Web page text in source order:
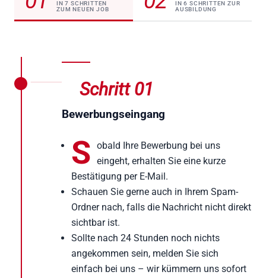
IN 7 SCHRITTEN
ZUM NEUEN JOB
IN 6 SCHRITTEN ZUR
AUSBILDUNG
Schritt 01
Bewerbungseingang
S obald Ihre Bewerbung bei uns
eingeht, erhalten Sie eine kurze
Bestätigung per E-Mail.
Schauen Sie gerne auch in Ihrem Spam-
Ordner nach, falls die Nachricht nicht direkt
sichtbar ist.
Sollte nach 24 Stunden noch nichts
angekommen sein, melden Sie sich
einfach bei uns – wir kümmern uns sofort